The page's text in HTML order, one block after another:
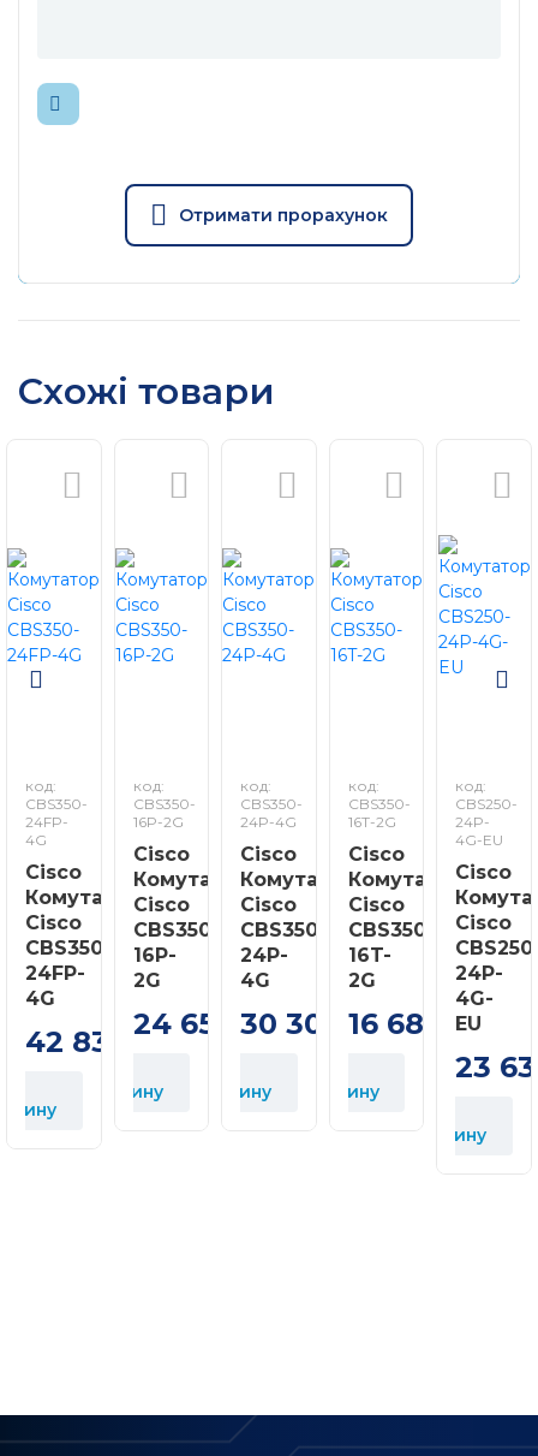
Отримати прорахунок
Схожі товари
код:
CBS350-
24FP-
4G
Cisco
Комутатор
Cisco
CBS350-
24FP-
4G
42 837
код:
CBS350-
16P-2G
Cisco
Комутатор
Cisco
CBS350-
16P-
2G
24 653
грн
корзину
код:
CBS350-
24P-4G
Cisco
Комутатор
Cisco
CBS350-
24P-
4G
30 305
грн
корзину
код:
CBS350-
16T-2G
Cisco
Комутатор
Cisco
CBS350-
16T-
2G
16 688
грн
корзину
код:
CBS250-
24P-
4G-EU
Cisco
Cisco
24P-
4G-
EU
23
корзину